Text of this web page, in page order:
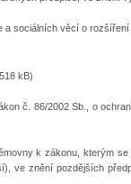
a sociálních věcí o
kB)
č. 86/2002 Sb., o
k zákonu, kterým
ve znění pozdějších